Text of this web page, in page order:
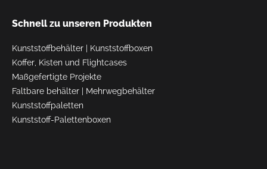
Schnell zu unseren Produkten
Kunststoffbehälter
Kunststoffboxen
Koffer, Kisten und Flightcases
Maßgefertigte Projekte
Faltbare behälter
Mehrwegbehälter
Kunststoffpaletten
Kunststoff-Palettenboxen